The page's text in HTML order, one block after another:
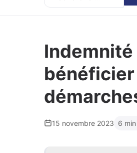
Rechercher
bénéficier
15 novembre 2023 6